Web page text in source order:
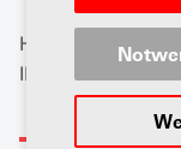
Hier finden Sie
Ihnen Frau